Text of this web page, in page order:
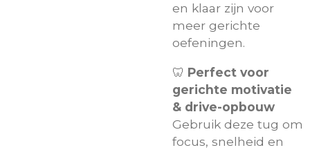
en klaar zijn voor
meer gerichte
oefeningen.
🦷 Perfect voor
gerichte motivatie
& drive-opbouw
Gebruik deze tug om
focus, snelheid en